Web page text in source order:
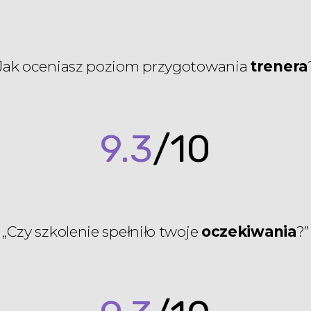
oceniasz poziom przygotowaniatrenera
9.3/10
„Czy szkolenie spełniło twoje oczekiwania?”